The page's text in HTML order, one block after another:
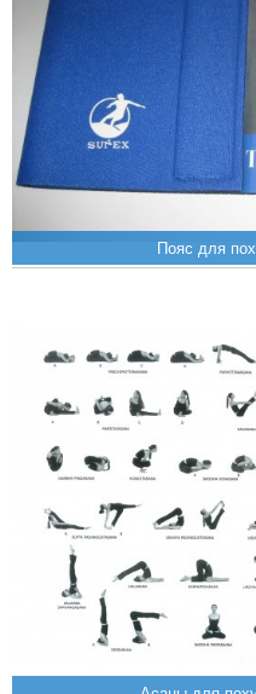
Пояс для